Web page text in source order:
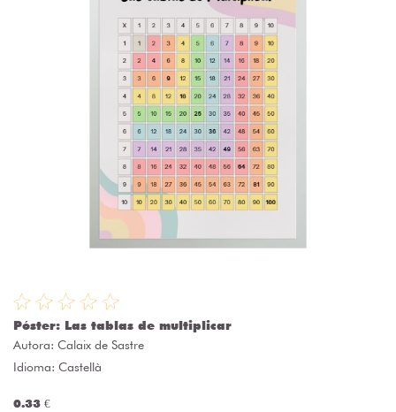
Póster: Las tablas de multiplicar
Autora: Calaix de Sastre
Idioma: Castellà
0.33 €